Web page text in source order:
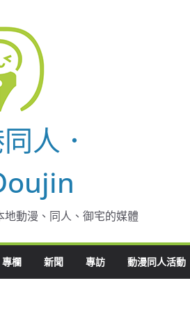
人．
地動漫、同人、御宅的媒體
專欄 新聞 專訪 動漫同人活動